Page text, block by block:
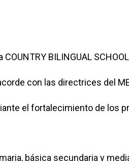
BILINGUAL
con las directrices del
el fortalecimiento de los
básica secundaria y